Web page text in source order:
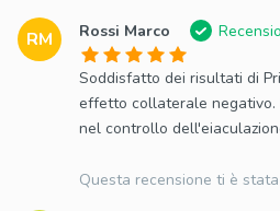
RM Rossi Marco
Soddisfatto dei risultati di
effetto collaterale negativo.
nel controllo
Questa recensione ti è